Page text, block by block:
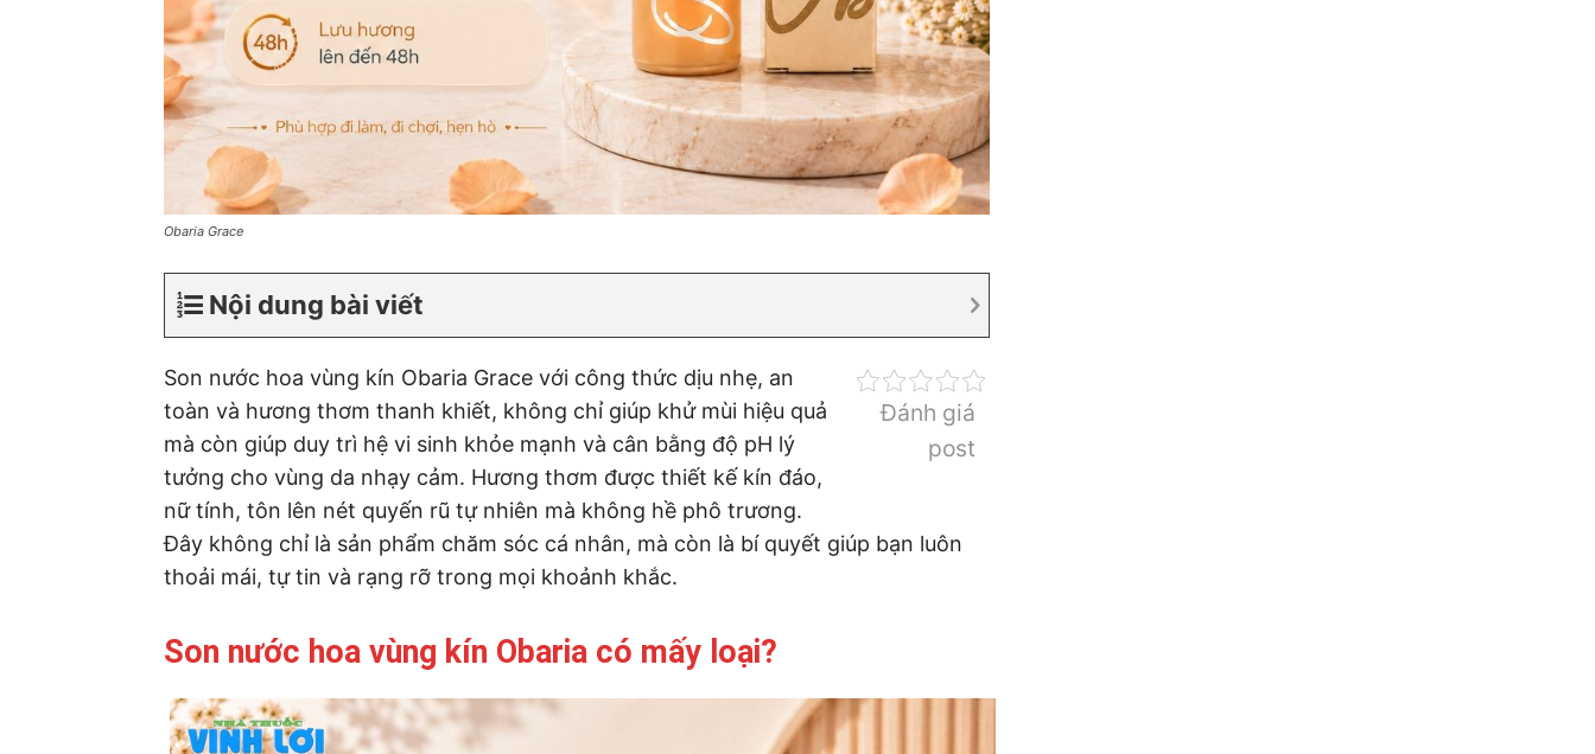
Obaria Grace
Nội dung bài viết
Đánh giá
post
Son nước hoa vùng kín Obaria Grace với công thức dịu nhẹ, an
toàn và hương thơm thanh khiết, không chỉ giúp khử mùi hiệu quả
mà còn giúp duy trì hệ vi sinh khỏe mạnh và cân bằng độ pH lý
tưởng cho vùng da nhạy cảm. Hương thơm được thiết kế kín đáo,
nữ tính, tôn lên nét quyến rũ tự nhiên mà không hề phô trương.
Đây không chỉ là sản phẩm chăm sóc cá nhân, mà còn là bí quyết giúp bạn luôn
thoải mái, tự tin và rạng rỡ trong mọi khoảnh khắc.
Son nước hoa vùng kín Obaria có mấy loại?